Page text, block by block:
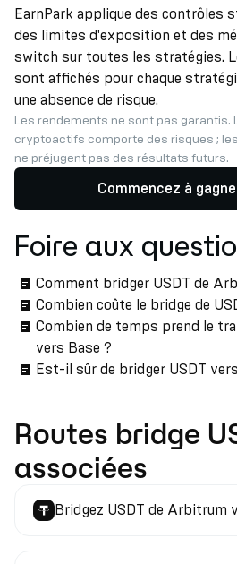
EarnPark applique des contrôles
des limites d'exposition et des
switch sur toutes les stratégies.
sont affichés pour chaque
une absence de risque.
Les rendements ne sont pas garantis.
cryptoactifs comporte des risques ;
ne préjugent pas des résultats futurs.
Commencez à
Foire aux
Comment bridger USDT de
Combien coûte le bridge de
Combien de temps prend le
vers Base ?
Est-il sûr de bridger USDT
Routes bridge
associées
Bridgez USDT de Arbitrum